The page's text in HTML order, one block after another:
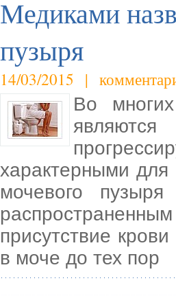
Медиками
пузыря
14/03/2015 |
Во
характерными для
мочевого
присутствие
в моче до тех пор